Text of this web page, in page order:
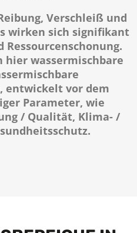
Verschleiß und
wirken sich signifikant
hier wassermischbare
entwickelt vor dem
Parameter, wie
/ Qualität, Klima- /